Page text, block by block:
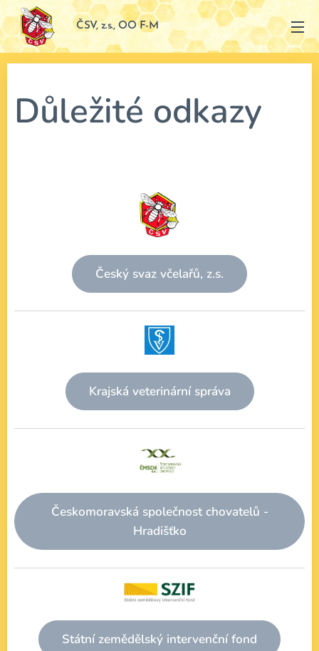
ČSV, z.s., OO F-M
Důležité odkazy
Český svaz včelařů, z.s.
Krajská veterinární správa
Českomoravská společnost chovatelů -
Hradišťko
Státní zemědělský intervenční fond